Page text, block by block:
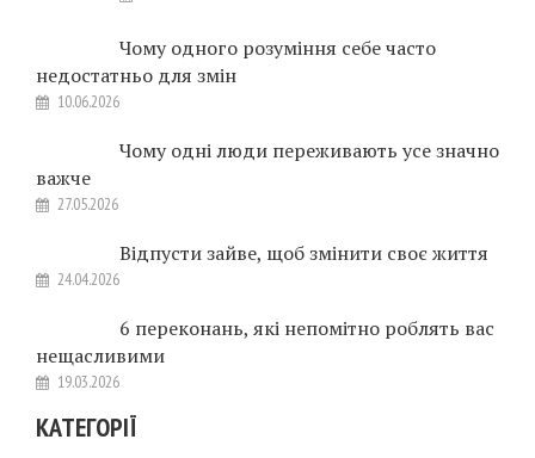
Чому одного розуміння себе часто
недостатньо для змін
10.06.2026
Чому одні люди переживають усе значно
важче
27.05.2026
Відпусти зайве, щоб змінити своє життя
24.04.2026
6 переконань, які непомітно роблять вас
нещасливими
19.03.2026
КАТЕГОРІЇ